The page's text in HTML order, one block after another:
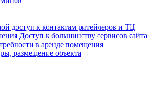
доступ к контактам ритейлеров и ТЦ
Доступ к большинству сервисов сайта
в аренде помещения
размещение объекта